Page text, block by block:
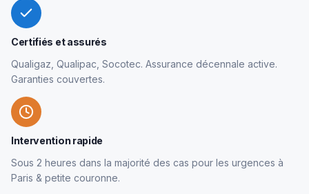
Certifiés et assurés
Qualigaz, Qualipac, Socotec. Assurance décennale active.
Garanties couvertes.
Intervention rapide
Sous 2 heures dans la majorité des cas pour les urgences à
Paris & petite couronne.